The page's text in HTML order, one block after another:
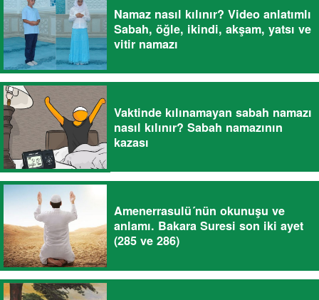
Namaz nasıl kılınır? Video anlatımlı
Sabah, öğle, ikindi, akşam, yatsı ve
vitir namazı
Vaktinde kılınamayan sabah namazı
nasıl kılınır? Sabah namazının
kazası
Amenerrasulü´nün okunuşu ve
anlamı. Bakara Suresi son iki ayet
(285 ve 286)